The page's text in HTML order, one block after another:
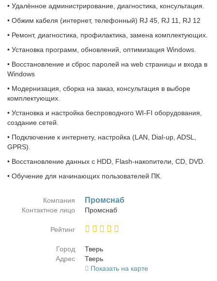
• Удалённое администрирование, диагностика, консультация.
• Обжим кабеля (интернет, телефонный) RJ 45, RJ 11, RJ 12
• Ремонт, диагностика, профилактика, замена комплектующих.
• Установка программ, обновлений, оптимизация Windows.
• Восстановление и сброс паролей на web страницы и входа в
Windows
• Модернизация, сборка на заказ, консультация в выборе
комплектующих.
• Установка и настройка беспроводного WI-FI оборудования,
создание сетей.
• Подключение к интернету, настройка (LAN, Dial-up, ADSL,
GPRS).
• Восстановление данных с HDD, Flash-накопители, CD, DVD.
• Обучение для начинающих пользователей ПК.
Компания Пром­снаб
Контактное лицо Пром­снаб
Рейтинг
Город
Тверь
Адрес
Тверь
Показать на карте